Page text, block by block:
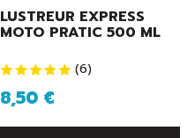
LUSTREUR EXPRESS
MOTO PRATIC 500 ML
(6)
8,50 €